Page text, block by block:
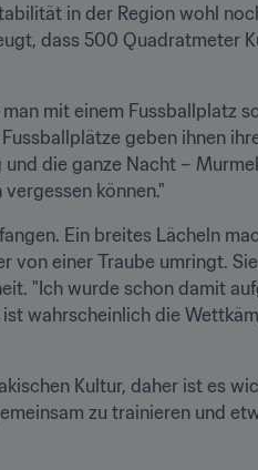
in der Region wohl
dass 500 Quadratmeter
mit einem Fussballplatz
geben ihnen
die ganze Nacht –
können."
Ein breites Lächeln
von einer Traube umringt.
"Ich wurde schon damit
wahrscheinlich die
Kultur, daher ist es
zu trainieren und